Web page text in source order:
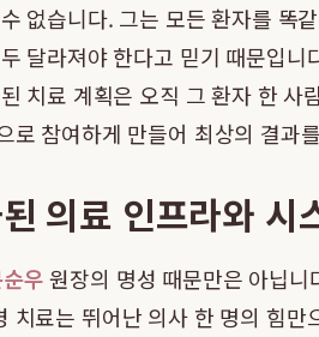
없습니다. 그는 모든 환자를
달라져야 한다고 믿기 때문입
치료 계획은 오직 그 환자 한
참여하게 만들어 최상의 결과
의료 인프라와 시
우원장의 명성 때문만은 아닙
료는 뛰어난 의사 한 명의 힘